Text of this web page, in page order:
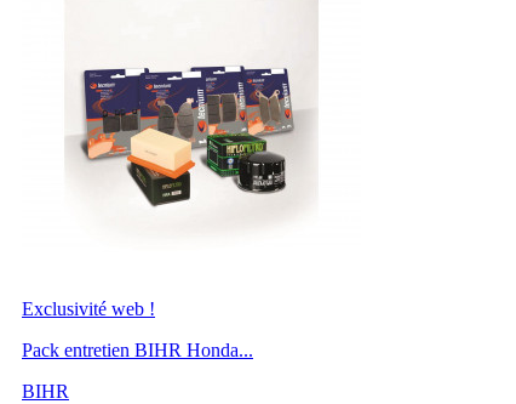
Exclusivité web !
Pack entretien BIHR Honda...
BIHR